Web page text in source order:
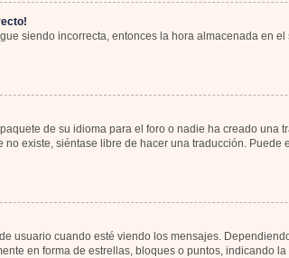
siendo incorrecta, entonces la hora almacenada en
de su idioma para el foro o nadie ha creado una
existe, siéntase libre de hacer una traducción. Puede
usuario cuando esté viendo los mensajes.
en forma de estrellas, bloques o puntos, indicando